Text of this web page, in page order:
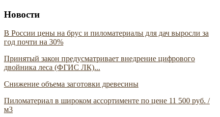
Новости
В России цены на брус и пиломатериалы для дач выросли за
год почти на 30%
Принятый закон предусматривает внедрение цифрового
двойника леса (ФГИС ЛК)...
Снижение объема заготовки древесины
Пиломатериал в широком ассортименте по цене 11 500 руб. /
м3